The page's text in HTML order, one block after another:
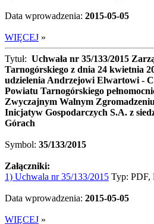
Data wprowadzenia: 2015-05-05
WIĘCEJ »
Tytuł: Uchwała nr 35/133/2015
Tarnogórskiego z dnia 24 kwietnia
udzielenia Andrzejowi Elwartowi -
Powiatu Tarnogórskiego
Zwyczajnym Walnym
Inicjatyw Gospodarczych S.A. z
Górach
Symbol: 35/133/2015
Załączniki:
1) Uchwala nr 35/133/2015 Typ: PDF,
Data wprowadzenia: 2015-05-05
WIĘCEJ »